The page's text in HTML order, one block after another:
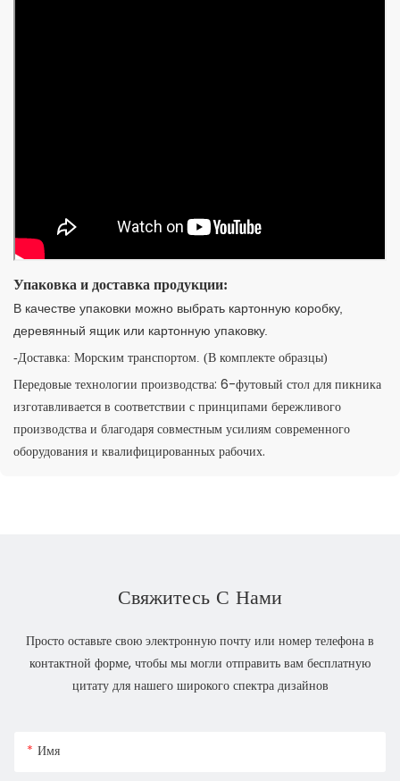
Упаковка и доставка продукции:
В качестве упаковки можно выбрать картонную коробку,
деревянный ящик или картонную упаковку.
-Доставка: Морским транспортом. (В комплекте образцы)
Передовые технологии производства: 6-футовый стол для пикника
изготавливается в соответствии с принципами бережливого
производства и благодаря совместным усилиям современного
оборудования и квалифицированных рабочих.
Свяжитесь С Нами
Просто оставьте свою электронную почту или номер телефона в
контактной форме, чтобы мы могли отправить вам бесплатную
цитату для нашего широкого спектра дизайнов
Имя